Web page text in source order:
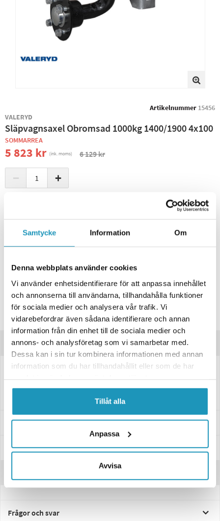
Samtycke Information Om
Denna webbplats använder cookies
Vi använder enhetsidentifierare för att anpassa innehållet
och annonserna till användarna, tillhandahålla funktioner
för sociala medier och analysera vår trafik. Vi
vidarebefordrar även sådana identifierare och annan
information från din enhet till de sociala medier och
annons- och analysföretag som vi samarbetar med.
Dessa kan i sin tur kombinera informationen med annan
information som du har tillhandahållit eller som de har
Tillåt alla
Anpassa
Avvisa
Artikelnummer 15456
VALERYD
Släpvagnsaxel Obromsad 1000kg 1400/1900 4x100
SOMMARREA
5 823 kr (ink. moms) 6 129 kr
− +
ONLINELAGER
BESTÄLLNINGSVARA
Skickas inom 4-6 Arbetsdagar
Lägsta pris de senaste 30-dagarna:5 823 kr
Leverans- & Returinformation
Frågor om produkten?
Produktinformation
Fästet är 200x50 mm. CC=160 mm
Specifikationer
Manualer & Guider
Frågor och svar